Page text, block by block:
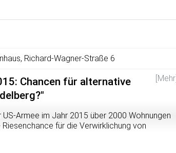
Richard-Wagner-Straße 6
[Mehr]
Chancen für alternative
Armee im Jahr 2015 über 2000 Wohnungen
für die Verwirklichung von